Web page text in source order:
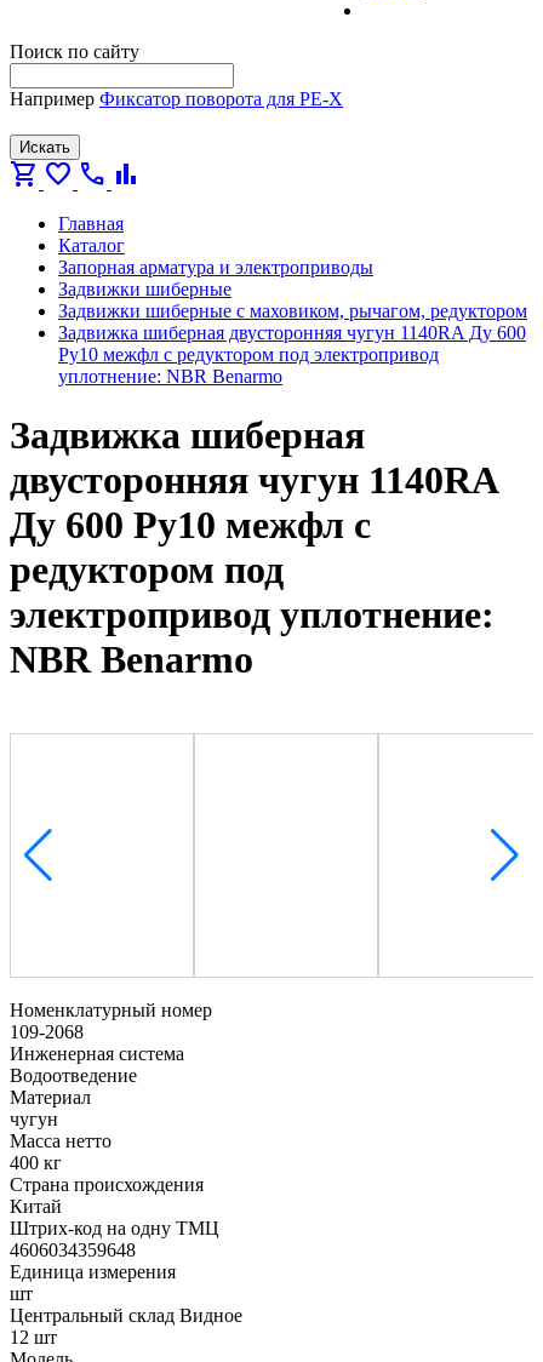
Поиск по сайту
Например Фиксатор поворота для PE-X
Искать
shopping_cart favorite call bar_chart
Главная
Каталог
Запорная арматура и электроприводы
Задвижки шиберные
Задвижки шиберные с маховиком, рычагом, редуктором
Задвижка шиберная двусторонняя чугун 1140RA Ду 600
Ру10 межфл с редуктором под электропривод
уплотнение: NBR Benarmo
Задвижка шиберная
двусторонняя чугун 1140RA
Ду 600 Ру10 межфл с
редуктором под
электропривод уплотнение:
NBR Benarmo
Номенклатурный номер
109-2068
Инженерная система
Водоотведение
Материал
чугун
Масса нетто
400 кг
Страна происхождения
Китай
Штрих-код на одну ТМЦ
4606034359648
Единица измерения
шт
Центральный склад Видное
12 шт